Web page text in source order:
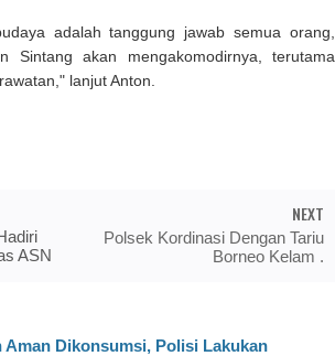
adalah tanggung jawab semua orang,
Sintang akan mengakomodirnya, terutama
lanjut Anton.
ASN
NEXT
Polsek Kordinasi Dengan Tariu
Borneo Kelam .
Aman Dikonsumsi, Polisi Lakukan